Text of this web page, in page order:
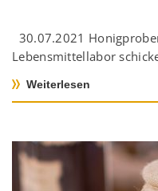
30.07.2021
Lebensmittellabor
Weiterlesen